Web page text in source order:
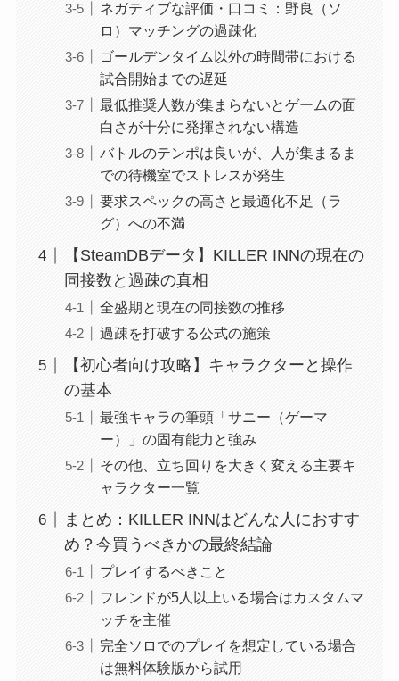
ネガティブな評価・口コミ：野良（ソ
ロ）マッチングの過疎化
ゴールデンタイム以外の時間帯における
試合開始までの遅延
最低推奨人数が集まらないとゲームの面
白さが十分に発揮されない構造
バトルのテンポは良いが、人が集まるま
での待機室でストレスが発生
要求スペックの高さと最適化不足（ラ
グ）への不満
【SteamDBデータ】KILLER INNの現在の
同接数と過疎の真相
全盛期と現在の同接数の推移
過疎を打破する公式の施策
【初心者向け攻略】キャラクターと操作
の基本
最強キャラの筆頭「サニー（ゲーマ
ー）」の固有能力と強み
その他、立ち回りを大きく変える主要キ
ャラクター一覧
まとめ：KILLER INNはどんな人におすす
め？今買うべきかの最終結論
プレイするべきこと
フレンドが5人以上いる場合はカスタムマ
ッチを主催
完全ソロでのプレイを想定している場合
は無料体験版から試用